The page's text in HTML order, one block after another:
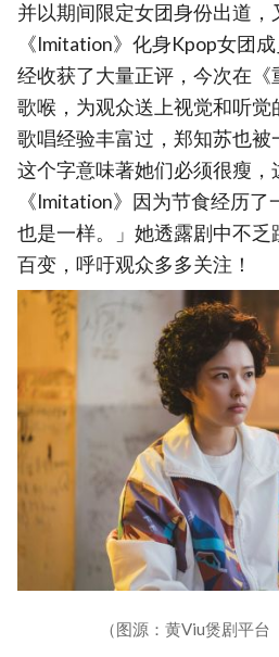
并以期间限定女团身份出道，
《Imitation》化身Kpop女团
经收获了大量正评，今次在
歌喉，为观众送上视觉和听
歌唱经验丰富过，郑知苏也被
这个字意味著她们必须很瘦
《Imitation》因为节食经历
也是一样。」她透露剧中不乏
百变，呼吁观众多多关注！
（图源：黄Viu煲剧平台